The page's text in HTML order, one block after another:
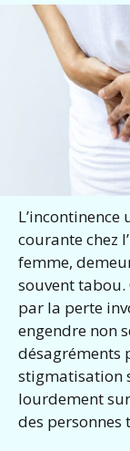
courante chez
femme,
souvent tabou.
par la perte
engendre non
désagréments
stigmatisation
lourdement
des personnes